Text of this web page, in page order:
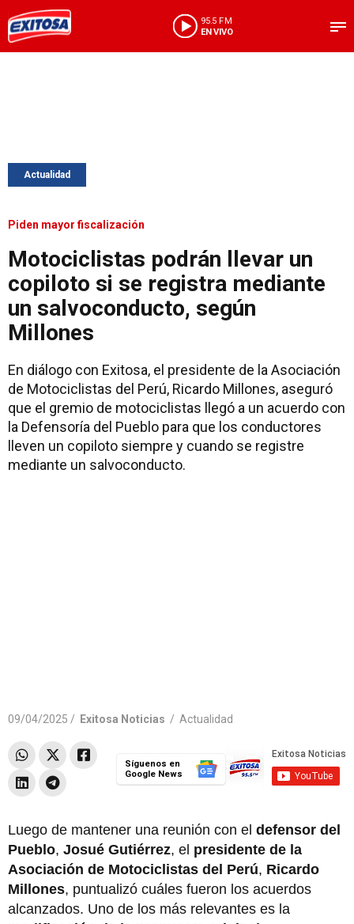
95.5 FM
EN VIVO
Actualidad
Piden mayor fiscalización
Motociclistas podrán llevar un
copiloto si se registra mediante
un salvoconducto, según
Millones
En diálogo con Exitosa, el presidente de la Asociación
de Motociclistas del Perú, Ricardo Millones, aseguró
que el gremio de motociclistas llegó a un acuerdo con
la Defensoría del Pueblo para que los conductores
lleven un copiloto siempre y cuando se registre
mediante un salvoconducto.
09/04/2025 / Exitosa Noticias / Actualidad
Síguenos en
Google News
Luego de mantener una reunión con el defensor del
Pueblo, Josué Gutiérrez, el presidente de la
Asociación de Motociclistas del Perú, Ricardo
Millones, puntualizó cuáles fueron los acuerdos
alcanzados. Uno de los más relevantes es la